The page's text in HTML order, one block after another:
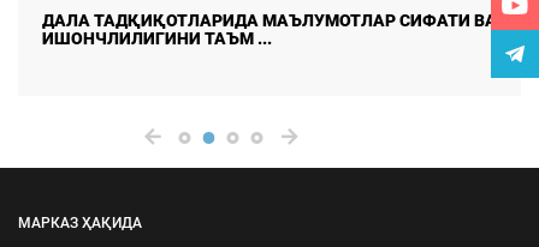
ДАЛА ТАДҚИҚОТЛАРИДА МАЪЛУМОТЛАР СИФАТИ ВА
ИШОНЧЛИЛИГИНИ ТАЪМ ...
МАРКАЗ ҲАҚИДА